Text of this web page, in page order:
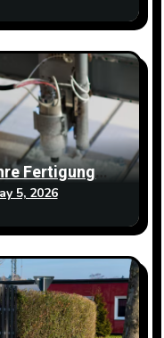
Fertigung
5, 2026